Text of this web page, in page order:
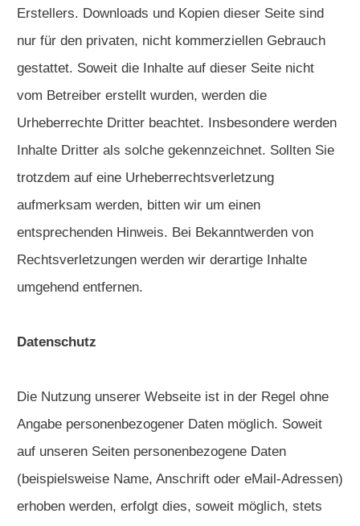
Erstellers. Downloads und Kopien dieser Seite sind
nur für den privaten, nicht kommerziellen Gebrauch
gestattet. Soweit die Inhalte auf dieser Seite nicht
vom Betreiber erstellt wurden, werden die
Urheberrechte Dritter beachtet. Insbesondere werden
Inhalte Dritter als solche gekennzeichnet. Sollten Sie
trotzdem auf eine Urheberrechtsverletzung
aufmerksam werden, bitten wir um einen
entsprechenden Hinweis. Bei Bekanntwerden von
Rechtsverletzungen werden wir derartige Inhalte
umgehend entfernen.
Datenschutz
Die Nutzung unserer Webseite ist in der Regel ohne
Angabe personenbezogener Daten möglich. Soweit
auf unseren Seiten personenbezogene Daten
(beispielsweise Name, Anschrift oder eMail-Adressen)
erhoben werden, erfolgt dies, soweit möglich, stets